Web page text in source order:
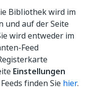
Bibliothek wird im
und auf der Seite
wird entweder im
Feed
Einstellungen
finden Sie hier.